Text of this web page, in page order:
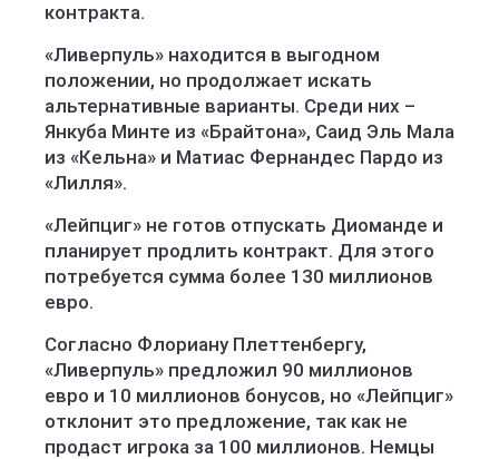
контракта.
«Ливерпуль» находится в выгодном
положении, но продолжает искать
альтернативные варианты. Среди них –
Янкуба Минте из «Брайтона», Саид Эль Мала
из «Кельна» и Матиас Фернандес Пардо из
«Лилля».
«Лейпциг» не готов отпускать Диоманде и
планирует продлить контракт. Для этого
потребуется сумма более 130 миллионов
евро.
Согласно Флориану Плеттенбергу,
«Ливерпуль» предложил 90 миллионов
евро и 10 миллионов бонусов, но «Лейпциг»
отклонит это предложение, так как не
продаст игрока за 100 миллионов. Немцы